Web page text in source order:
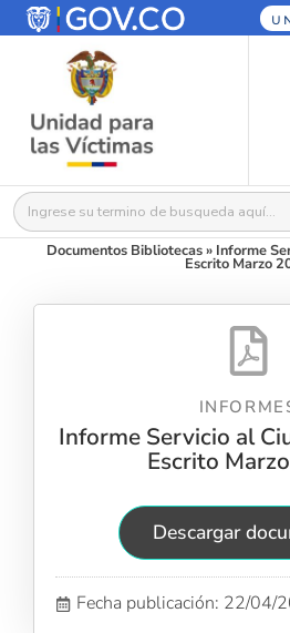
Buscar:
Documentos Bibliotecas» Informe
Escrito Marzo
Informe Servicio al
Escrito
Descargar
Fecha publicación: 22/04/